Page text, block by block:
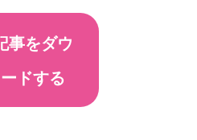
事をダウ
ドする